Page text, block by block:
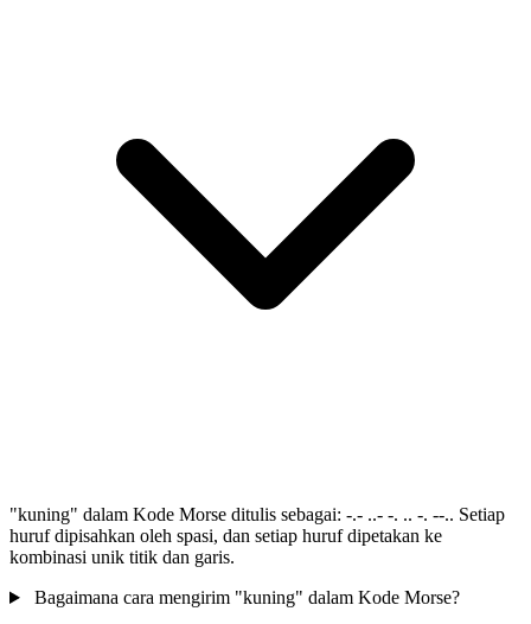
"kuning" dalam Kode Morse ditulis sebagai: -.- ..- -. .. -. --.. Setiap
huruf dipisahkan oleh spasi, dan setiap huruf dipetakan ke
kombinasi unik titik dan garis.
Bagaimana cara mengirim "kuning" dalam Kode Morse?